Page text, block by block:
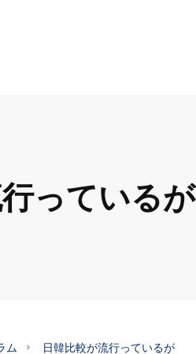
っているが
ム 日韓比較が流行っているが